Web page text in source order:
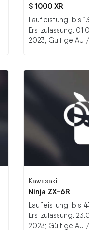
S 1000 XR
Laufleistung: bis
Erstzulassung:
2023; Gültige AU
Kawasaki
Ninja ZX-6R
Laufleistung: bis
Erstzulassung:
2023; Gültige AU /